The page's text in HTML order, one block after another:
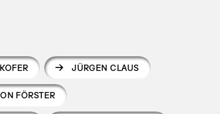
JÜRGEN CLAUS
FÖRSTER